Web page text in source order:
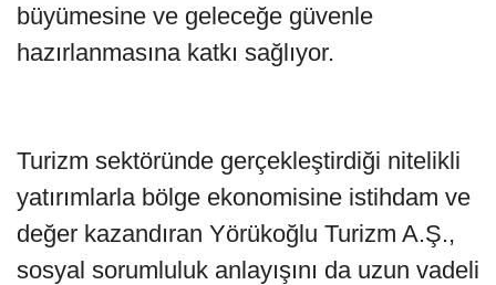
büyümesine ve geleceğe güvenle
hazırlanmasına katkı sağlıyor.
Turizm sektöründe gerçekleştirdiği nitelikli
yatırımlarla bölge ekonomisine istihdam ve
değer kazandıran Yörükoğlu Turizm A.Ş.,
sosyal sorumluluk anlayışını da uzun vadeli